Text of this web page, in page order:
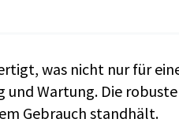
was nicht nur für
und Wartung. Die
Gebrauch standhält.